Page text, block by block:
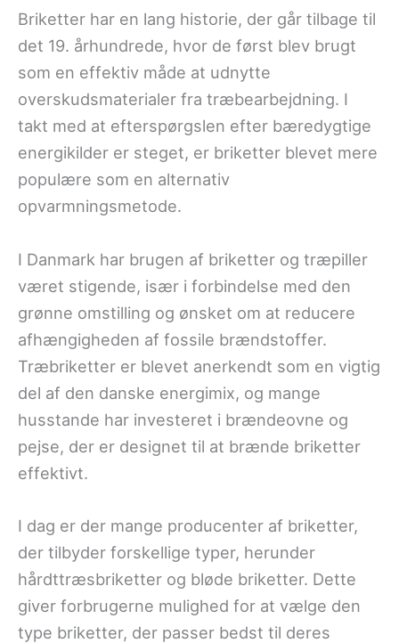
Briketter har en lang historie, der går tilbage til
det 19. århundrede, hvor de først blev brugt
som en effektiv måde at udnytte
overskudsmaterialer fra træbearbejdning. I
takt med at efterspørgslen efter bæredygtige
energikilder er steget, er briketter blevet mere
populære som en alternativ
opvarmningsmetode.
I Danmark har brugen af briketter og træpiller
været stigende, især i forbindelse med den
grønne omstilling og ønsket om at reducere
afhængigheden af fossile brændstoffer.
Træbriketter er blevet anerkendt som en vigtig
del af den danske energimix, og mange
husstande har investeret i brændeovne og
pejse, der er designet til at brænde briketter
effektivt.
I dag er der mange producenter af briketter,
der tilbyder forskellige typer, herunder
hårdttræsbriketter og bløde briketter. Dette
giver forbrugerne mulighed for at vælge den
type briketter, der passer bedst til deres